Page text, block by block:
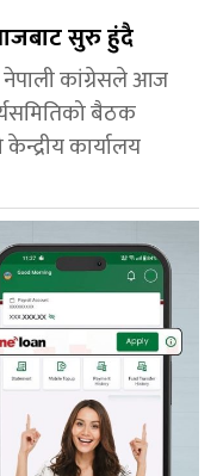
सुरु हुंदै
नेपाली कांग्रेसले आज
बैठक
कार्यालय